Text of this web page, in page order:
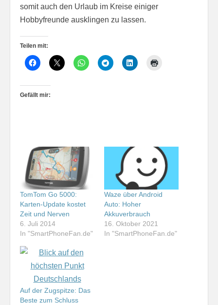
somit auch den Urlaub im Kreise einiger
Hobbyfreunde ausklingen zu lassen.
Teilen mit:
Gefällt mir:
TomTom Go 5000:
Karten-Update kostet
Zeit und Nerven
6. Juli 2014
In "SmartPhoneFan.de"
Waze über Android
Auto: Hoher
Akkuverbrauch
16. Oktober 2021
In "SmartPhoneFan.de"
Auf der Zugspitze: Das
Beste zum Schluss